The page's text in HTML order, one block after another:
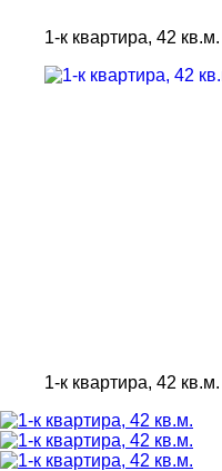
1-к квартира, 42 кв.м.
1-к квартира, 42 кв.м.